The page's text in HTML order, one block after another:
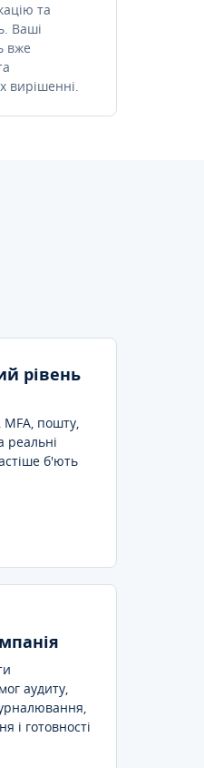
та
Ваші
вже
вирішенні.
рівень
MFA, пошту,
реальні
б'ють
аудиту,
і готовності